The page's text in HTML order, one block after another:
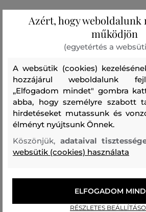
Szabás/Típus RELAXED Szezon:
G79059020-324-PA-N34-31
Összetétel
zsebek
100 %
felső anyag
PAMUT ELASZTÁN
Ajánlott
Azért, hogy weboldalunk
működjön
(egyetértés a
A websütik (cookies)
hozzájárul weboldalunk
„Elfogadom mindet" gombra
abba, hogy személyre szabott
hirdetéseket mutassunk és
élményt nyújtsunk Önnek.
Köszönjük, adataival
websütik (cookies) használata
RÉSZLETES
ELFOGADOM